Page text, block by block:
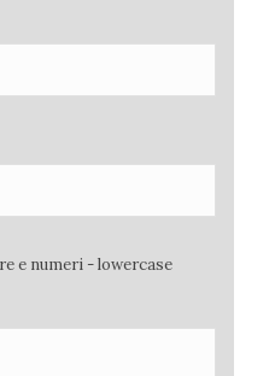
e numeri - lowercase